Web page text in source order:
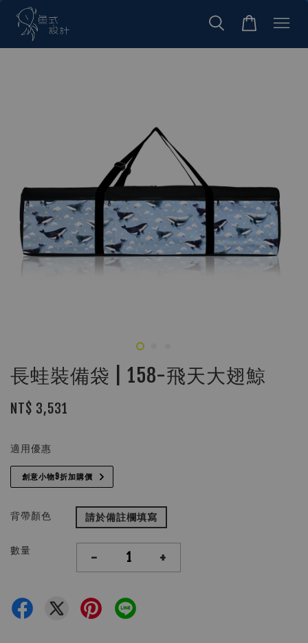
長蛙裝備袋 | 158-飛天大翅鯨
NT$ 3,531
適用優惠
創意小物9折加購價
背帶顏色 請於備註欄填寫
數量 - +